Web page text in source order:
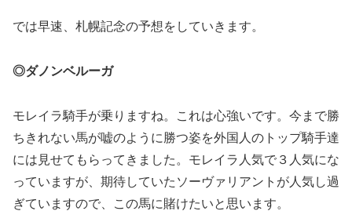
では早速、札幌記念の予想をしていきます。
◎ダノンベルーガ
モレイラ騎手が乗りますね。これは心強いです。今まで勝
ちきれない馬が嘘のように勝つ姿を外国人のトップ騎手達
には見せてもらってきました。モレイラ人気で３人気にな
っていますが、期待していたソーヴァリアントが人気し過
ぎていますので、この馬に賭けたいと思います。